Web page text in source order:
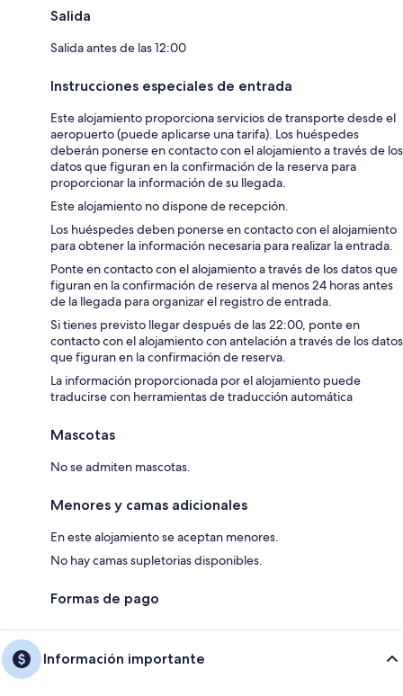
Salida
Salida antes de las 12:00
Instrucciones especiales de entrada
Este alojamiento proporciona servicios de transporte desde el
aeropuerto (puede aplicarse una tarifa). Los huéspedes
deberán ponerse en contacto con el alojamiento a través de los
datos que figuran en la confirmación de la reserva para
proporcionar la información de su llegada.
Este alojamiento no dispone de recepción.
Los huéspedes deben ponerse en contacto con el alojamiento
para obtener la información necesaria para realizar la entrada.
Ponte en contacto con el alojamiento a través de los datos que
figuran en la confirmación de reserva al menos 24 horas antes
de la llegada para organizar el registro de entrada.
Si tienes previsto llegar después de las 22:00, ponte en
contacto con el alojamiento con antelación a través de los datos
que figuran en la confirmación de reserva.
La información proporcionada por el alojamiento puede
traducirse con herramientas de traducción automática
Mascotas
No se admiten mascotas.
Menores y camas adicionales
En este alojamiento se aceptan menores.
No hay camas supletorias disponibles.
Formas de pago
Información importante